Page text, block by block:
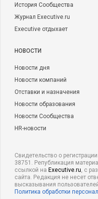
История Сообщества
Журнал Executive.ru
Executive отдыхает
НОВОСТИ
Новости дня
Новости компаний
Отставки и назначения
Новости образования
Новости Сообщества
HR-новости
Свидетельство о
38751. Републикация
ссылкой на Executive.ru, с
сайта. Редакция не несет
высказывания
Политика обработки